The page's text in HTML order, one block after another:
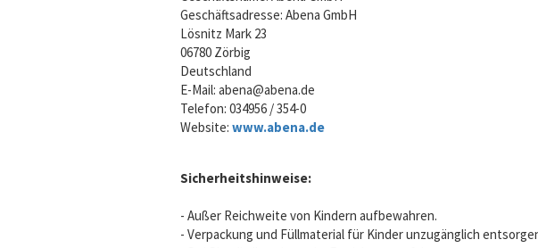
Geschäftsadresse: Abena GmbH
Lösnitz Mark 23
06780 Zörbig
Deutschland
E-Mail: abena@abena.de
Telefon: 034956 / 354-0
Website: www.abena.de
Sicherheitshinweise:
- Außer Reichweite von Kindern aufbewahren.
- Verpackung und Füllmaterial für Kinder unzugänglich